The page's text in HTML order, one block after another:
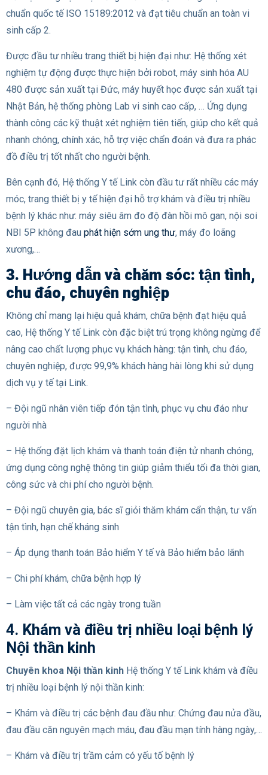
chuẩn quốc tế ISO 15189:2012 và đạt tiêu chuẩn an toàn vi
sinh cấp 2.
Được đầu tư nhiều trang thiết bị hiện đại như: Hệ thống xét
nghiệm tự động được thực hiện bởi robot, máy sinh hóa AU
480 được sản xuất tại Đức, máy huyết học được sản xuất tại
Nhật Bản, hệ thống phòng Lab vi sinh cao cấp, … Ứng dụng
thành công các kỹ thuật xét nghiệm tiên tiến, giúp cho kết quả
nhanh chóng, chính xác, hỗ trợ việc chẩn đoán và đưa ra phác
đồ điều trị tốt nhất cho người bệnh.
Bên cạnh đó, Hệ thống Y tế Link còn đầu tư rất nhiều các máy
móc, trang thiết bị y tế hiện đại hỗ trợ khám và điều trị nhiều
bệnh lý khác như: máy siêu âm đo độ đàn hồi mô gan, nội soi
NBI 5P không đau phát hiện sớm ung thư, máy đo loãng
xương,…
3. Hướng dẫn và chăm sóc: tận tình,
chu đáo, chuyên nghiệp
Không chỉ mang lại hiệu quả khám, chữa bệnh đạt hiệu quả
cao, Hệ thống Y tế Link còn đặc biệt trú trọng không ngừng để
nâng cao chất lượng phục vụ khách hàng: tận tình, chu đáo,
chuyên nghiệp, được 99,9% khách hàng hài lòng khi sử dụng
dịch vụ y tế tại Link.
– Đội ngũ nhân viên tiếp đón tận tình, phục vụ chu đáo như
người nhà
– Hệ thống đặt lịch khám và thanh toán điện tử nhanh chóng,
ứng dụng công nghệ thông tin giúp giảm thiểu tối đa thời gian,
công sức và chi phí cho người bệnh.
– Đội ngũ chuyên gia, bác sĩ giỏi thăm khám cẩn thận, tư vấn
tận tình, hạn chế kháng sinh
– Áp dụng thanh toán Bảo hiểm Y tế và Bảo hiểm bảo lãnh
– Chi phí khám, chữa bệnh hợp lý
– Làm việc tất cả các ngày trong tuần
4. Khám và điều trị nhiều loại bệnh lý
Nội thần kinh
Chuyên khoa Nội thần kinh Hệ thống Y tế Link khám và điều
trị nhiều loại bệnh lý nội thần kinh:
– Khám và điều trị các bệnh đau đầu như: Chứng đau nửa đầu,
đau đầu căn nguyên mạch máu, đau đầu mạn tính hàng ngày,…
– Khám và điều trị trầm cảm có yếu tố bệnh lý